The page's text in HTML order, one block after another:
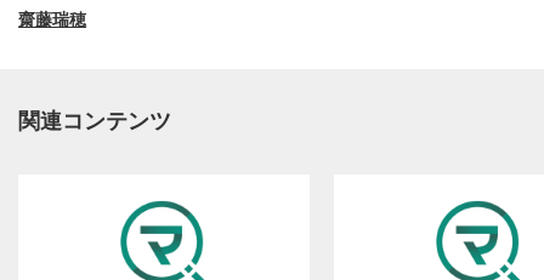
齋藤瑞穂
関連コンテンツ